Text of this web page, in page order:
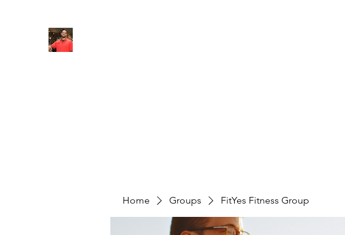
Home Groups FitYes Fitness Group